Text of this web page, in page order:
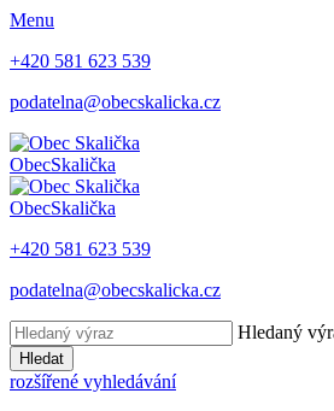
Menu
+420 581 623 539
podatelna@obecskalicka.cz
ObecSkalička
ObecSkalička
+420 581 623 539
podatelna@obecskalicka.cz
Hledaný
Hledat
rozšířené vyhledávání